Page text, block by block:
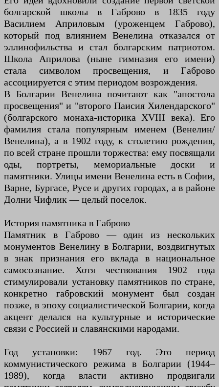
болгарской школы в Габрово в 1835 году
Василием Априловым (уроженцем Габрово),
который под влиянием Венелина отказался от
эллинофильства и стал болгарским патриотом.
Школа Априлова (ныне гимназия его имени)
стала символом просвещения, и Габрово
ассоциируется с этим периодом возрождения.
В Болгарии Венелина почитают как "апостола
просвещения" и "второго Паисия Хилендарского"
(болгарского монаха-историка XVIII века). Его
фамилия стала популярным именем (Венелин/
Венелина), а в 1902 году, к столетию рождения,
по всей стране прошли торжества: ему посвящали
оды, портреты, мемориальные доски и
памятники. Улицы имени Венелина есть в Софии,
Варне, Бургасе, Русе и других городах, а в районе
Долни Чифлик — целый поселок.
История памятника в Габрово
Памятник в Габрово — один из нескольких
монументов Венелину в Болгарии, воздвигнутых
в знак признания его вклада в национальное
самосознание. Хотя чествования 1902 года
стимулировали установку памятников по стране,
конкретно габровский монумент был создан
позже, в эпоху социалистической Болгарии, когда
акцент делался на культурные и исторические
связи с Россией и славянскими народами.
Год установки: 1967 год. Это период
коммунистического режима в Болгарии (1944–
1989), когда власти активно продвигали